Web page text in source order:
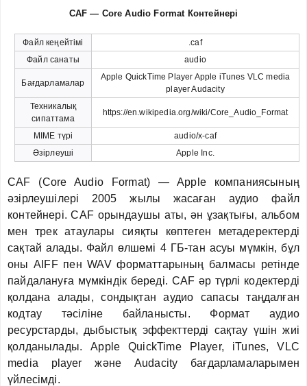
CAF — Core Audio Format Контейнері
Файл кеңейтімі
.caf
Файл санаты
audio
Бағдарламалар
Apple QuickTime Player Apple iTunes VLC media
player Audacity
Техникалық
сипаттама
https://en.wikipedia.org/wiki/Core_Audio_Format
MIME түрі
audio/x-caf
Әзірлеуші
Apple Inc.
CAF (Core Audio Format) — Apple компаниясының
әзірлеушілері 2005 жылы жасаған аудио файл
контейнері. CAF орындаушы аты, ән ұзақтығы, альбом
мен трек атаулары сияқты көптеген метадеректерді
сақтай алады. Файл өлшемі 4 ГБ-тан асуы мүмкін, бұл
оны AIFF пен WAV форматтарының балмасы ретінде
пайдалануға мүмкіндік береді. CAF әр түрлі кодектерді
қолдана алады, сондықтан аудио сапасы таңдалған
кодтау тәсіліне байланысты. Формат аудио
ресурстарды, дыбыстық эффекттерді сақтау үшін жиі
қолданылады. Apple QuickTime Player, iTunes, VLC
media player және Audacity бағдарламаларымен
үйлесімді.